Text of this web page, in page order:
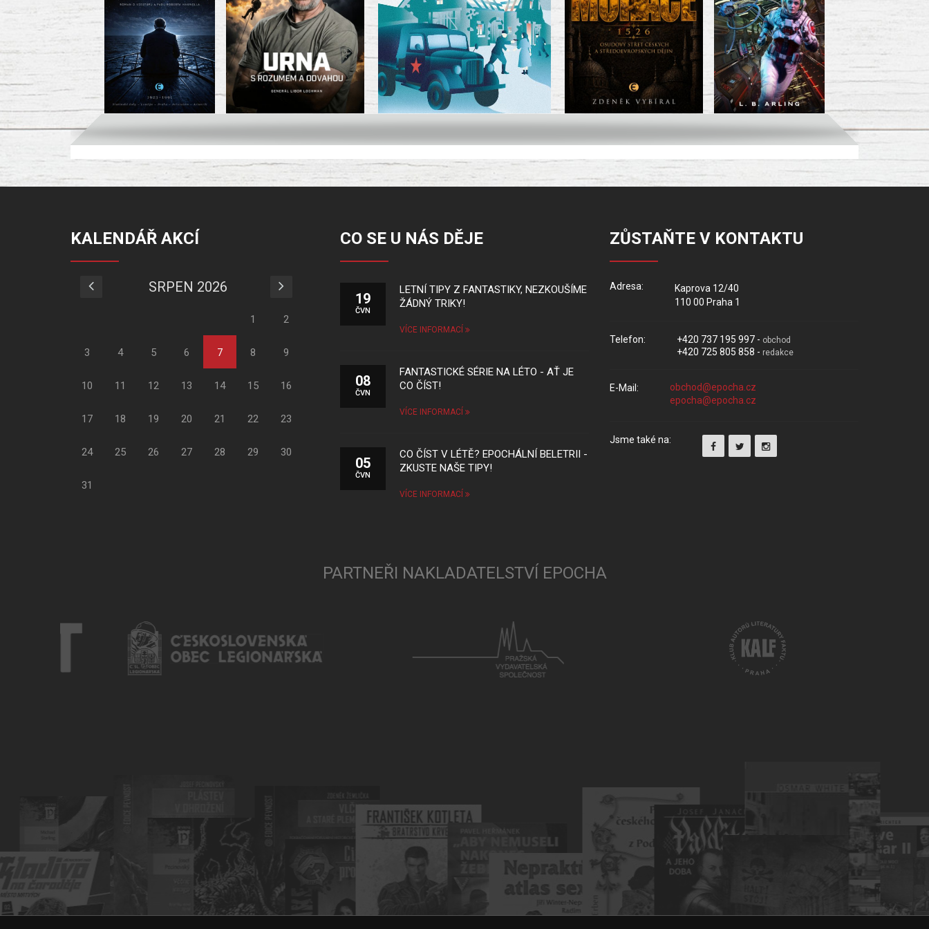
KALENDÁŘ AKCÍ
SRPEN 2026
1 2
3 4 5 6 7 8 9
10 11 12 13 14 15 16
17 18 19 20 21 22 23
24 25 26 27 28 29 30
31
CO SE U NÁS DĚJE
19
ČVN
LETNÍ TIPY Z FANTASTIKY, NEZKOUŠÍME
ŽÁDNÝ TRIKY!
VÍCE INFORMACÍ
08
ČVN
FANTASTICKÉ SÉRIE NA LÉTO - AŤ JE
CO ČÍST!
VÍCE INFORMACÍ
05
ČVN
CO ČÍST V LÉTĚ? EPOCHÁLNÍ BELETRII -
ZKUSTE NAŠE TIPY!
VÍCE INFORMACÍ
ZŮSTAŇTE V KONTAKTU
Adresa:
Kaprova 12/40
110 00 Praha 1
Telefon: +420 737 195 997 - obchod
+420 725 805 858 - redakce
E-Mail:
Jsme také na:
PARTNEŘI NAKLADATELSTVÍ EPOCHA